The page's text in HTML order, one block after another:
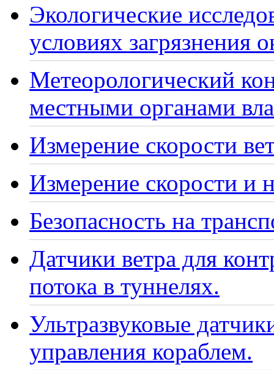
Экологические
условиях загрязнения
Метеорологический
местными органами
Измерение скорости
Измерение скорости и
Безопасность на
Датчики ветра для
потока в туннелях.
Ультразвуковые
управления кораблем.